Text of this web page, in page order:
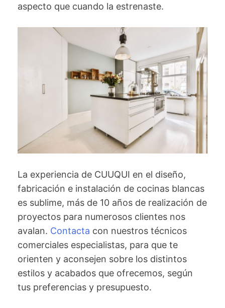
aspecto que cuando la estrenaste.
La experiencia de CUUQUI en el diseño,
fabricación e instalación de cocinas blancas
es sublime, más de 10 años de realización de
proyectos para numerosos clientes nos
avalan. Contacta con nuestros técnicos
comerciales especialistas, para que te
orienten y aconsejen sobre los distintos
estilos y acabados que ofrecemos, según
tus preferencias y presupuesto.